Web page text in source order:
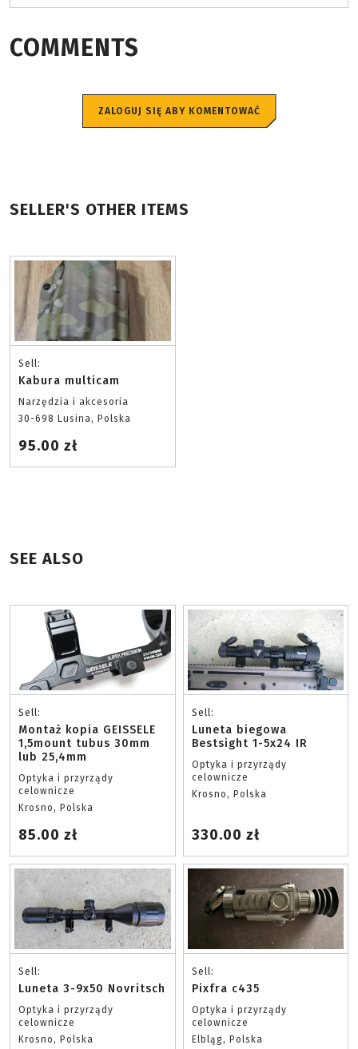
COMMENTS
ZALOGUJ SIĘ ABY KOMENTOWAĆ
SELLER'S OTHER ITEMS
Sell:
Kabura multicam
Narzędzia i akcesoria
30-698 Lusina, Polska
95.00 zł
SEE ALSO
Sell:
Montaż kopia GEISSELE
1,5mount tubus 30mm
lub 25,4mm
Optyka i przyrządy
celownicze
Krosno, Polska
85.00 zł
Sell:
Luneta biegowa
Bestsight 1-5x24 IR
Optyka i przyrządy
celownicze
Krosno, Polska
330.00 zł
Sell:
Luneta 3-9x50 Novritsch
Optyka i przyrządy
celownicze
Krosno, Polska
Sell:
Pixfra c435
Optyka i przyrządy
celownicze
Elbląg, Polska